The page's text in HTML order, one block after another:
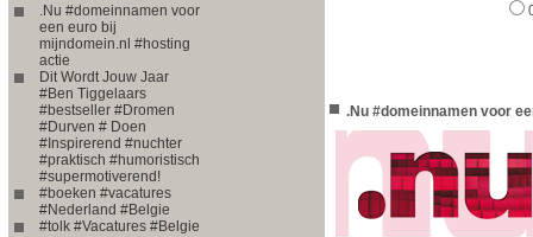
.Nu #domeinnamen voor
een euro bij
mijndomein.nl #hosting
actie
Dit Wordt Jouw Jaar
#Ben Tiggelaars
#bestseller #Dromen
#Durven # Doen
#Inspirerend #nuchter
#praktisch #humoristisch
#supermotiverend!
#boeken #vacatures
#Nederland #Belgie
#tolk #Vacatures #Belgie
.Nu #domeinnamen voor